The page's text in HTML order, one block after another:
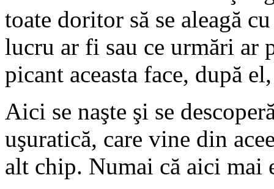
toate doritor să se aleagă
lucru ar fi sau ce urmări ar
picant aceasta face, după
Aici se naşte şi se
uşuratică, care vine din
alt chip. Numai că aici mai